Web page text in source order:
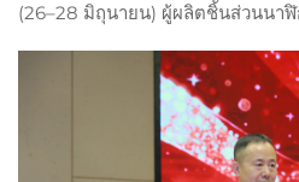
(26–28 มิถุนายน) ผู้ผลิตชิ้นส่วนนา
สร้างสรรค์นาฬิกาพรีเมียมที่ยอดเยี่ย